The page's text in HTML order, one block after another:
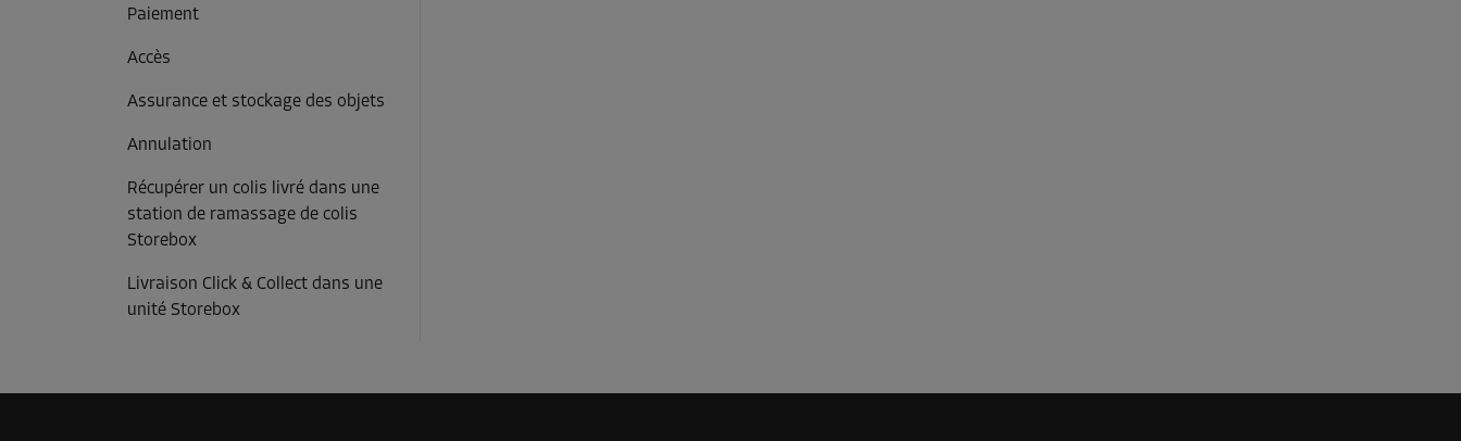
Paiement
Accès
Assurance et stockage des objets
Annulation
Récupérer un colis livré dans une
station de ramassage de colis
Storebox
Livraison Click & Collect dans une
unité Storebox